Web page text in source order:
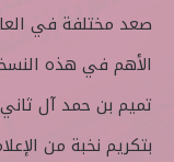
صعد مختلفة في
الأهم في هذه
تميم بن حمد آل ثاني
بتكريم نخبة من